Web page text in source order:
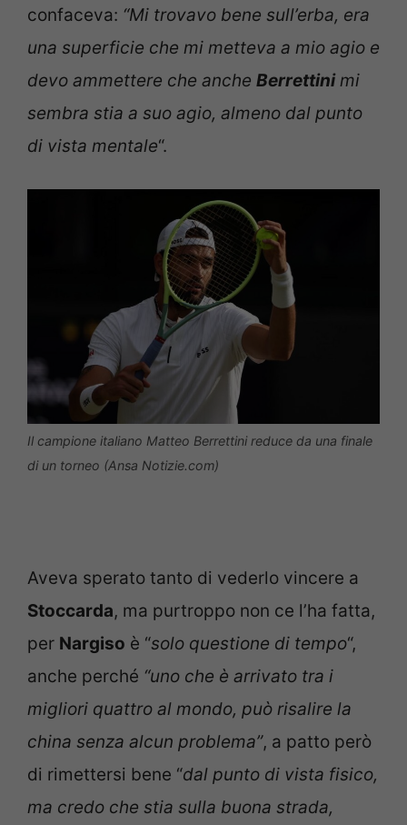
confaceva: “Mi trovavo bene sull’erba, era
una superficie che mi metteva a mio agio e
devo ammettere che anche Berrettinimi
sembra stia a suo agio, almeno dal punto
di vista mentale“.
Il campione italiano Matteo Berrettini reduce da una finale
di un torneo (Ansa Notizie.com)
Aveva sperato tanto di vederlo vincere a
Stoccarda, ma purtroppo non ce l’ha fatta,
per Nargiso è “solo questione di tempo“,
anche perché “uno che è arrivato tra i
migliori quattro al mondo, può risalire la
china senza alcun problema”, a patto però
di rimettersi bene “dal punto di vista fisico,
ma credo che stia sulla buona strada,